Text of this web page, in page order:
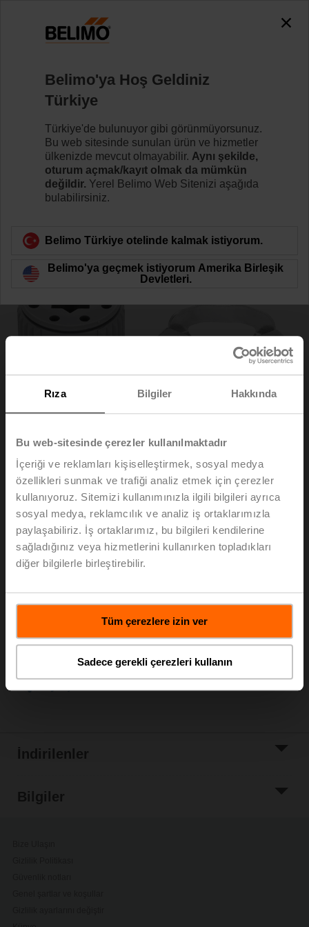
Rıza Bilgiler Hakkında
Bu web-sitesinde çerezler kullanılmaktadır
İçeriği ve reklamları kişiselleştirmek, sosyal medya
özellikleri sunmak ve trafiği analiz etmek için çerezler
kullanıyoruz. Sitemizi kullanımınızla ilgili bilgileri ayrıca
sosyal medya, reklamcılık ve analiz iş ortaklarımızla
paylaşabiliriz. İş ortaklarımız, bu bilgileri kendilerine
sağladığınız veya hizmetlerini kullanırken topladıkları
diğer bilgilerle birleştirebilir.
Tüm çerezlere izin ver
Sadece gerekli çerezleri kullanın
ZF10-NSA-F
Ürün kategorisine dön
ZF10-NSA-F
Form fit insert, 10x10 mm, NF..A / SF..A için
20'lı paket
Sepete ekle
Proje listesine
İndirilenler
Bilgiler
Belimo'ya Hoş Geldiniz
Türkiye
Türkiye'de bulunuyor gibi görünmüyorsunuz.
Bu web sitesinde sunulan ürün ve hizmetler
ülkenizde mevcut olmayabilir. Aynı şekilde,
oturum açmak/kayıt olmak da mümkün
değildir. Yerel Belimo Web Sitenizi aşağıda
bulabilirsiniz.
Belimo Türkiye otelinde kalmak istiyorum.
Belimo'ya geçmek istiyorum Amerika Birleşik
Devletleri.